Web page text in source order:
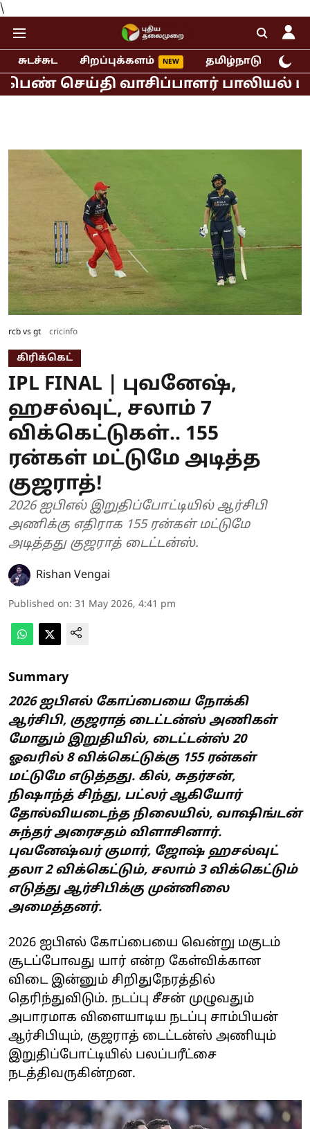
\
சுடச்சுட சிறப்புக்களம் தமிழ்நாடு
வாசிப்பாளர் பாலியல் புகார்!
rcb vs gt cricinfo
கிரிக்கெட்
IPL FINAL | புவனேஷ்,
ஹசல்வுட், சலாம் 7
விக்கெட்டுகள்.. 155
ரன்கள் மட்டுமே அடித்த
குஜராத்!
2026 ஐபிஎல் இறுதிப்போட்டியில் ஆர்சிபி
அணிக்கு எதிராக 155 ரன்கள் மட்டுமே
அடித்தது குஜராத் டைட்டன்ஸ்.
Rishan Vengai
Published on: 31 May 2026, 4:41 pm
Summary
2026 ஐபிஎல் கோப்பையை நோக்கி
ஆர்சிபி, குஜராத் டைட்டன்ஸ் அணிகள்
மோதும் இறுதியில், டைட்டன்ஸ் 20
ஓவரில் 8 விக்கெட்டுக்கு 155 ரன்கள்
மட்டுமே எடுத்தது. கில், சுதர்சன்,
நிஷாந்த் சிந்து, பட்லர் ஆகியோர்
தோல்வியடைந்த நிலையில், வாஷிங்டன்
சுந்தர் அரைசதம் விளாசினார்.
புவனேஷ்வர் குமார், ஜோஷ் ஹசல்வுட்
தலா 2 விக்கெட்டும், சலாம் 3 விக்கெட்டும்
எடுத்து ஆர்சிபிக்கு முன்னிலை
அமைத்தனர்.
2026 ஐபிஎல் கோப்பையை வென்று மகுடம்
சூடப்போவது யார் என்ற கேள்விக்கான
விடை இன்னும் சிறிதுநேரத்தில்
தெரிந்துவிடும். நடப்பு சீசன் முழுவதும்
அபாரமாக விளையாடிய நடப்பு சாம்பியன்
ஆர்சிபியும், குஜராத் டைட்டன்ஸ் அணியும்
இறுதிப்போட்டியில் பலப்பரீட்சை
நடத்திவருகின்றன.